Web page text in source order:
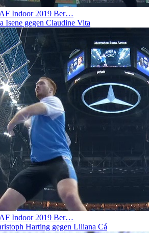
Indoor 2019 Ber…
Isene gegen Claudine Vita
Indoor 2019 Ber…
Harting gegen Liliana Cá